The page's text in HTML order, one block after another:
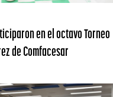
en el octavo Torneo
de Comfacesar